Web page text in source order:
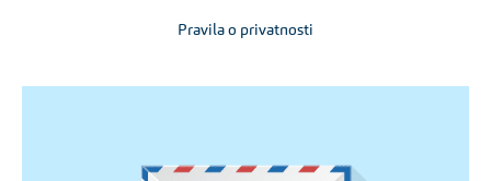
Pravila o privatnosti